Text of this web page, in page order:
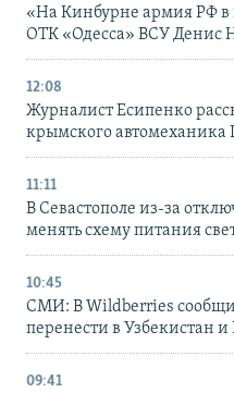
«На Кинбурне армия РФ в
ОТК «Одесса» ВСУ Денис
12:08
Журналист Есипенко
крымского автомеханика
11:11
В Севастополе из-за
менять схему питания
10:45
СМИ: В Wildberries
перенести в Узбекистан и
09:41